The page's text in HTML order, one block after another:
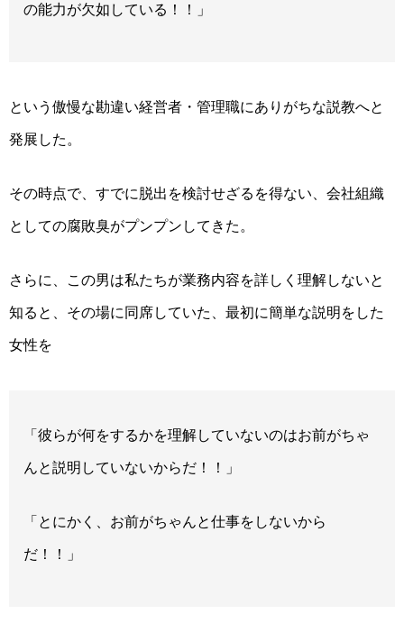
の能力が欠如している！！」
という傲慢な勘違い経営者・管理職にありがちな説教へと
発展した。
その時点で、すでに脱出を検討せざるを得ない、会社組織
としての腐敗臭がプンプンしてきた。
さらに、この男は私たちが業務内容を詳しく理解しないと
知ると、その場に同席していた、最初に簡単な説明をした
女性を
「彼らが何をするかを理解していないのはお前がちゃ
んと説明していないからだ！！」
「とにかく、お前がちゃんと仕事をしないから
だ！！」